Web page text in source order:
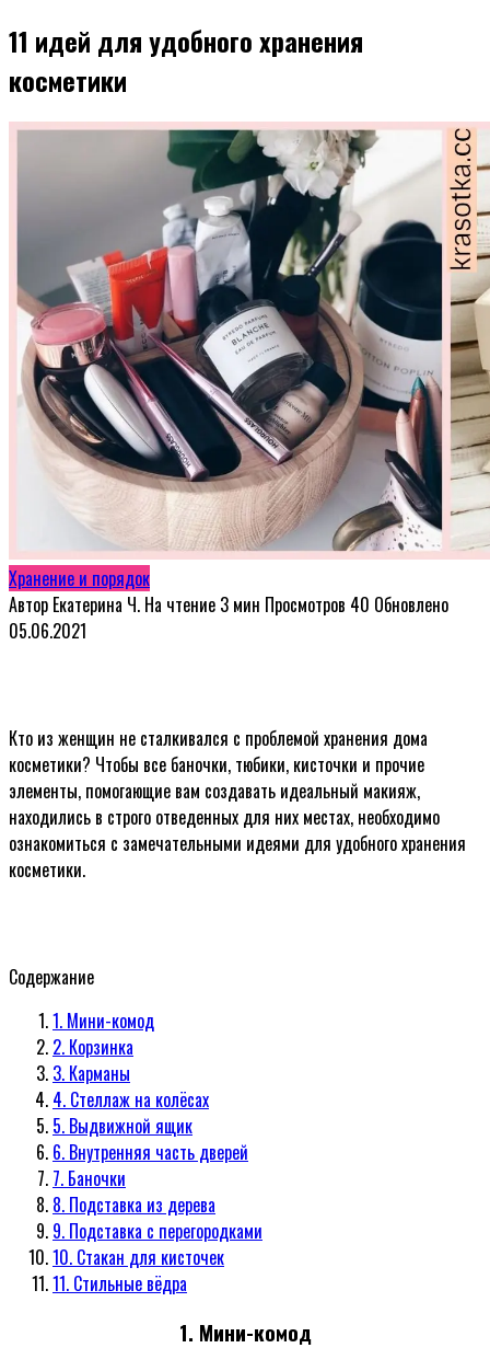
11 идей для удобного хранения
косметики
Хранение и порядок
Автор Екатерина Ч. На чтение 3 мин Просмотров 40 Обновлено
05.06.2021
Кто из женщин не сталкивался с проблемой хранения дома
косметики? Чтобы все баночки, тюбики, кисточки и прочие
элементы, помогающие вам создавать идеальный макияж,
находились в строго отведенных для них местах, необходимо
ознакомиться с замечательными идеями для удобного хранения
косметики.
Содержание
1. Мини-комод
2. Корзинка
3. Карманы
4. Стеллаж на колёсах
5. Выдвижной ящик
6. Внутренняя часть дверей
7. Баночки
8. Подставка из дерева
9. Подставка с перегородками
10. Стакан для кисточек
11. Стильные вёдра
1. Мини-комод